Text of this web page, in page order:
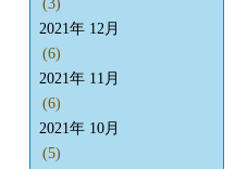
(3)
2021年 12月
(6)
2021年 11月
(6)
2021年 10月
(5)